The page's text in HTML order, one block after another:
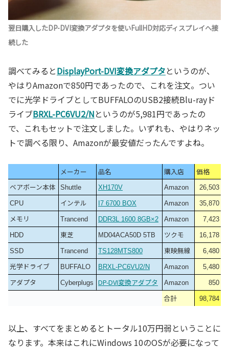
翌日購入したDP-DVI変換アダプタを使いFullHD対応ディスプレイへ接
続した
調べてみるとDisplayPort-DVI変換アダプタというのが、
やはりAmazonで850円であったので、これを注文。つい
でに光学ドライブとしてBUFFALOのUSB2接続Blu-rayド
ライブBRXL-PC6VU2/Nというのが5,981円であったの
で、これもセットで注文しました。いずれも、やはりネッ
トで調べる限り、Amazonが最安値だったんですよね。
メーカー 品名 購入店
価格
ベアボーン本体
Shuttle XH170V Amazon 26,503
CPU インテル I7 6700 BOX Amazon 35,870
メモリ Trancend DDR3L 1600 8GB×2 Amazon 7,423
HDD 東芝 MD04ACA50D 5TB ツクモ 16,178
SSD Trancend TS128MTS800 東映無線 6,480
光学ドライブ BUFFALO BRXL-PC6VU2/N Amazon 5,480
アダプタ Cyberplugs DP-DVI変換アダプタ Amazon 850
合計 98,784
以上、すべてをまとめるとトータル10万円弱ということに
なります。本来はこれにWindows 10のOSが必要になって